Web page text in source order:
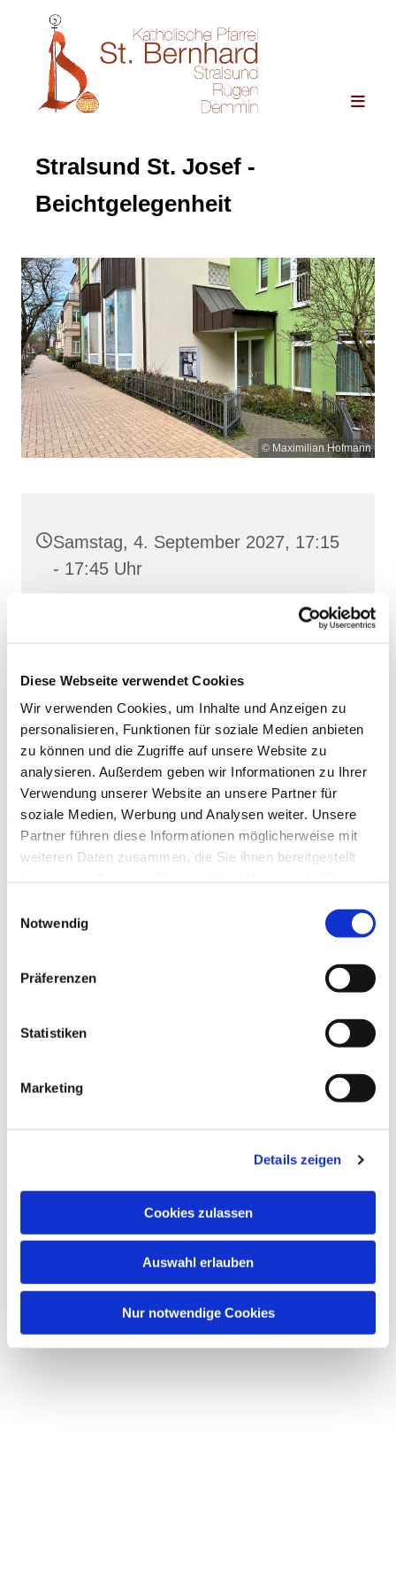
Diese Webseite verwendet Cookies
Wir verwenden Cookies, um Inhalte und Anzeigen zu
personalisieren, Funktionen für soziale Medien anbieten
zu können und die Zugriffe auf unsere Website zu
analysieren. Außerdem geben wir Informationen zu Ihrer
Verwendung unserer Website an unsere Partner für
soziale Medien, Werbung und Analysen weiter. Unsere
Partner führen diese Informationen möglicherweise mit
weiteren Daten zusammen, die Sie ihnen bereitgestellt
Notwendig
Präferenzen
Statistiken
Marketing
Details zeigen
Cookies zulassen
Auswahl erlauben
Nur notwendige Cookies
Stralsund St. Josef -
Beichtgelegenheit
© Maximilian Hofmann
Samstag, 4. September 2027, 17:15
- 17:45 Uhr
St. Josef, Stralsund, Jungfernstieg
3A, 18437 Stralsund